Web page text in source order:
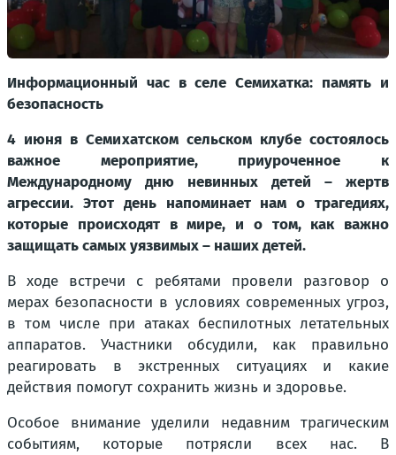
Информационный час в селе Семихатка: память и
безопасность
4 июня в Семихатском сельском клубе состоялось
важное мероприятие, приуроченное к
Международному дню невинных детей – жертв
агрессии. Этот день напоминает нам о трагедиях,
которые происходят в мире, и о том, как важно
защищать самых уязвимых – наших детей.
В ходе встречи с ребятами провели разговор о
мерах безопасности в условиях современных угроз,
в том числе при атаках беспилотных летательных
аппаратов. Участники обсудили, как правильно
реагировать в экстренных ситуациях и какие
действия помогут сохранить жизнь и здоровье.
Особое внимание уделили недавним трагическим
событиям, которые потрясли всех нас. В